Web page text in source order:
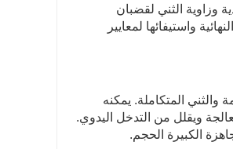
وزاوية الثني لقضبان
النهائية واستيفائها لمعايير
والثني المتكاملة. يمكنه
ويقلل من التدخل اليدوي.
الكبيرة الحجم.